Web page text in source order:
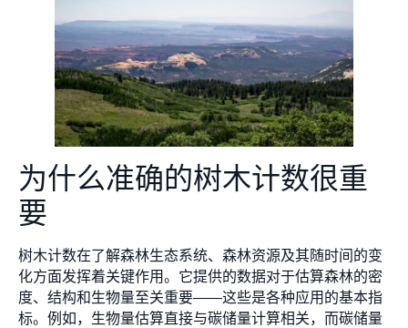
为什么准确的树木计数很重
要
树木计数在了解森林生态系统、森林资源及其随时间的变
化方面发挥着关键作用。它提供的数据对于估算森林的密
度、结构和生物量至关重要——这些是各种应用的基本指
标。例如，生物量估算直接与碳储量计算相关，而碳储量